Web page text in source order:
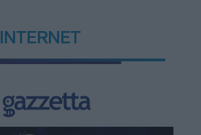
INTERNET